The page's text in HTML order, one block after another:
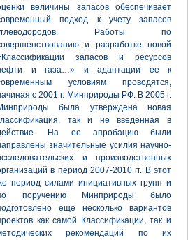
величины запасов обеспечивает
подход к учету запасов
Работы по
и разработке новой
запасов и ресурсов
и газа…» и адаптации ее к
условиям проводятся,
с 2001 г. Минприроды РФ. В 2005 г.
была утверждена новая
так и не введенная в
На ее апробацию были
значительные усилия научно-
и производственных
в период 2007-2010 гг. В этот
период силами инициативных групп и
поручению Минприроды было
еще несколько вариантов
как самой Классификации, так и
рекомендаций по их